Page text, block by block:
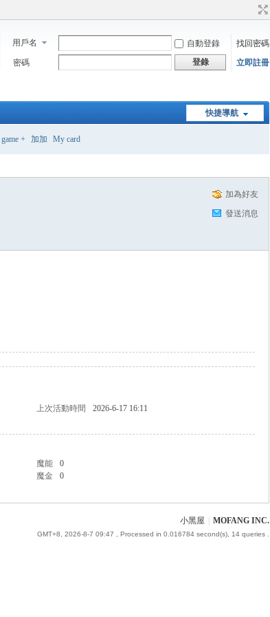
用戶名 自動登錄
找回密碼
密碼
登錄 立即註冊
快捷導航
game + 加加 My card
加為好友
發送消息
上次活動時間
2026-6-17 16:11
魔能
0
魔金 0
小黑屋 MOFANG INC.
GMT+8, 2026-8-7 09:47 , Processed in 0.016784 second(s), 14 queries .